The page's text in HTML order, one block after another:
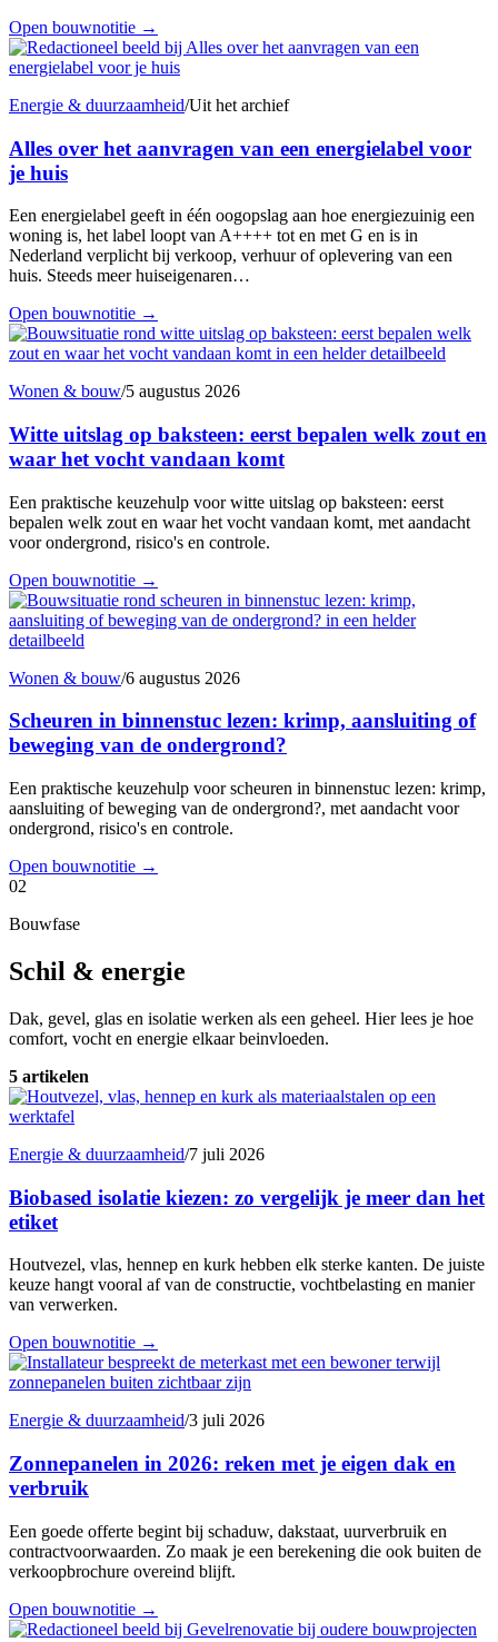
Open bouwnotitie →
Energie & duurzaamheid/Uit het archief
Alles over het aanvragen van een energielabel voor
je huis
Een energielabel geeft in één oogopslag aan hoe energiezuinig een
woning is, het label loopt van A++++ tot en met G en is in
Nederland verplicht bij verkoop, verhuur of oplevering van een
huis. Steeds meer huiseigenaren…
Open bouwnotitie →
Wonen & bouw/5 augustus 2026
Witte uitslag op baksteen: eerst bepalen welk zout en
waar het vocht vandaan komt
Een praktische keuzehulp voor witte uitslag op baksteen: eerst
bepalen welk zout en waar het vocht vandaan komt, met aandacht
voor ondergrond, risico's en controle.
Open bouwnotitie →
Wonen & bouw/6 augustus 2026
Scheuren in binnenstuc lezen: krimp, aansluiting of
beweging van de ondergrond?
Een praktische keuzehulp voor scheuren in binnenstuc lezen: krimp,
aansluiting of beweging van de ondergrond?, met aandacht voor
ondergrond, risico's en controle.
Open bouwnotitie →
02
Bouwfase
Schil & energie
Dak, gevel, glas en isolatie werken als een geheel. Hier lees je hoe
comfort, vocht en energie elkaar beinvloeden.
5 artikelen
Energie & duurzaamheid/7 juli 2026
Biobased isolatie kiezen: zo vergelijk je meer dan het
etiket
Houtvezel, vlas, hennep en kurk hebben elk sterke kanten. De juiste
keuze hangt vooral af van de constructie, vochtbelasting en manier
van verwerken.
Open bouwnotitie →
Energie & duurzaamheid/3 juli 2026
Zonnepanelen in 2026: reken met je eigen dak en
verbruik
Een goede offerte begint bij schaduw, dakstaat, uurverbruik en
contractvoorwaarden. Zo maak je een berekening die ook buiten de
verkoopbrochure overeind blijft.
Open bouwnotitie →